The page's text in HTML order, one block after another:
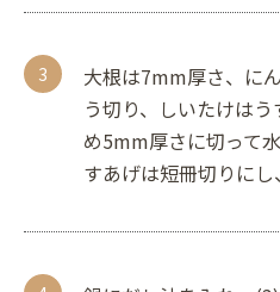
大根は7mm厚さ、に
う切り、しいたけは
め5mm厚さに切って
すあげは短冊切りにし